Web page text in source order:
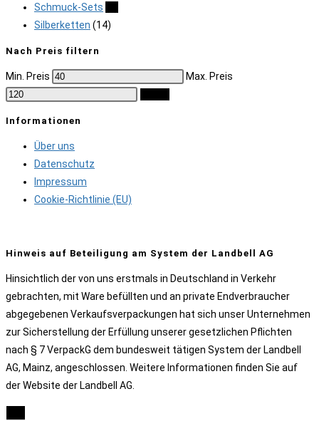
Schmuck-Sets
Silberketten (14)
Nach Preis filtern
Min. Preis Max. Preis
Informationen
Über uns
Datenschutz
Impressum
Cookie-Richtlinie (EU)
Hinweis auf Beteiligung am System der Landbell AG
Hinsichtlich der von uns erstmals in Deutschland in Verkehr
gebrachten, mit Ware befüllten und an private Endverbraucher
abgegebenen Verkaufsverpackungen hat sich unser Unternehmen
zur Sicherstellung der Erfüllung unserer gesetzlichen Pflichten
nach § 7 VerpackG dem bundesweit tätigen System der Landbell
AG, Mainz, angeschlossen. Weitere Informationen finden Sie auf
der Website der Landbell AG.